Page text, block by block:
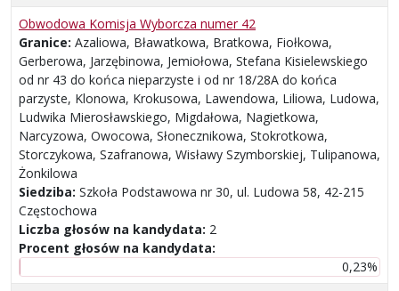
Obwodowa Komisja Wyborcza numer 42
Granice: Azaliowa, Bławatkowa, Bratkowa, Fiołkowa,
Gerberowa, Jarzębinowa, Jemiołowa, Stefana Kisielewskiego
od nr 43 do końca nieparzyste i od nr 18/28A do końca
parzyste, Klonowa, Krokusowa, Lawendowa, Liliowa, Ludowa,
Ludwika Mierosławskiego, Migdałowa, Nagietkowa,
Narcyzowa, Owocowa, Słonecznikowa, Stokrotkowa,
Storczykowa, Szafranowa, Wisławy Szymborskiej, Tulipanowa,
Żonkilowa
Siedziba: Szkoła Podstawowa nr 30, ul. Ludowa 58, 42-215
Częstochowa
Liczba głosów na kandydata: 2
Procent głosów na kandydata:
0,23%